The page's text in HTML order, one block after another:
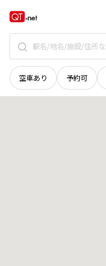
空車あり 予約可
徳島県